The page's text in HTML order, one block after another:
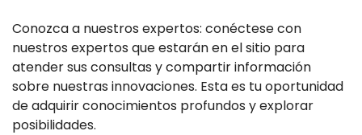
Conozca a nuestros expertos: conéctese con
nuestros expertos que estarán en el sitio para
atender sus consultas y compartir información
sobre nuestras innovaciones. Esta es tu oportunidad
de adquirir conocimientos profundos y explorar
posibilidades.